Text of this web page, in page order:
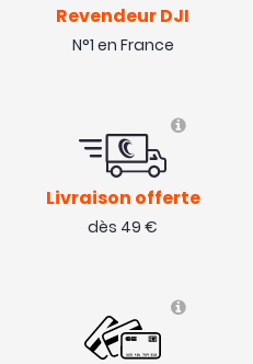
Revendeur DJI
N°1 en France
Livraison offerte
dès 49 €